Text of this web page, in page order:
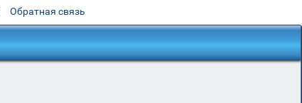
Обратная связь